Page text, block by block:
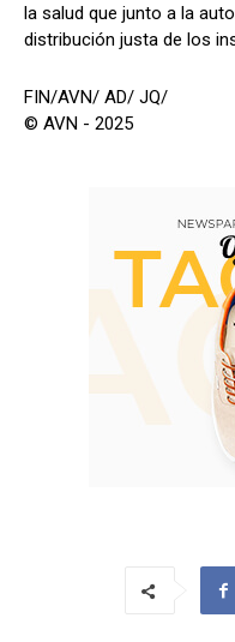
la salud que junto a la
distribución justa de los
FIN/AVN/ AD/ JQ/
© AVN - 2025